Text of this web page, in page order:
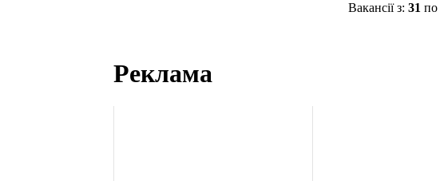
Реклама
Вакансії з: 31 по